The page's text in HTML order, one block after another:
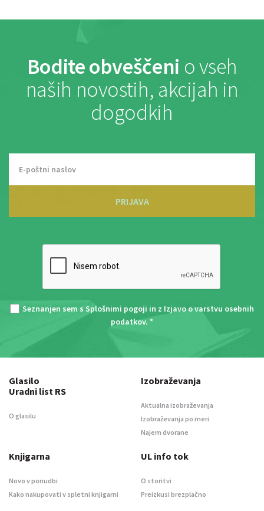
Bodite obveščeni o vseh
naših novostih, akcijah in
dogodkih
PRIJAVA
Seznanjen sem s Splošnimi pogoji in z Izjavo o varstvu osebnih
podatkov. *
Glasilo
Uradni list RS
O glasilu
Izobraževanja
Aktualna izobraževanja
Izobraževanja po meri
Najem dvorane
Knjigarna
Novo v ponudbi
Kako nakupovati v spletni knjigarni
UL info tok
O storitvi
Preizkusi brezplačno